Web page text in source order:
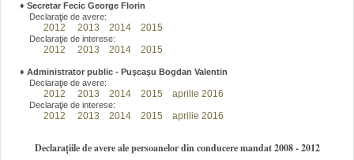
♦ Secretar Fecic George Florin
Declaraţie de avere:
2012 2013 2014 2015
Declaraţie de interese:
2012 2013 2014 2015
♦ Administrator public - Puşcaşu Bogdan Valentin
Declaraţie de avere:
2012 2013 2014 2015 aprilie 2016
Declaraţie de interese:
2012 2013 2014 2015 aprilie 2016
Declarațiile de avere ale persoanelor din conducere mandat 2008 - 2012